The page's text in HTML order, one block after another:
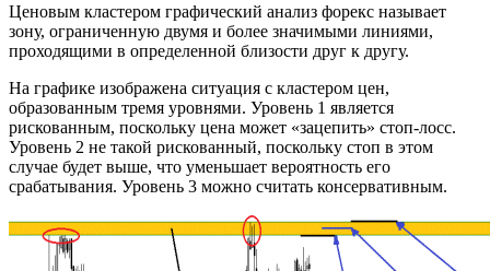
Ценовым кластером графический анализ форекс называет
зону, ограниченную двумя и более значимыми линиями,
проходящими в определенной близости друг к другу.
На графике изображена ситуация с кластером цен,
образованным тремя уровнями. Уровень 1 является
рискованным, поскольку цена может «зацепить» стоп-лосс.
Уровень 2 не такой рискованный, поскольку стоп в этом
случае будет выше, что уменьшает вероятность его
срабатывания. Уровень 3 можно считать консервативным.